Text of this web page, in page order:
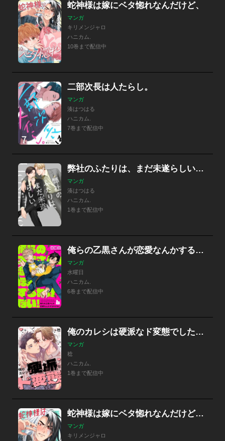
蛇神様は嫁にベタ惚れなんだけど、
マンガ
キリメンジャロ
ハニカム.
10巻まで配信中
二部次長は人たらし。
マンガ
湊はつはる
ハニカム.
7巻まで配信中
弊社のふたりは、まだ未遂らしい。【単行本版】【電子限定】
マンガ
湊はつはる
ハニカム.
1巻まで配信中
俺らの乙黒さんが恋愛なんかするわけない！
マンガ
水曜日
ハニカム.
6巻まで配信中
俺のカレシは硬派なド変態でした【単行本版】
マンガ
稔
ハニカム.
1巻まで配信中
蛇神様は嫁にベタ惚れなんだけど、【単行本版】
マンガ
キリメンジャロ